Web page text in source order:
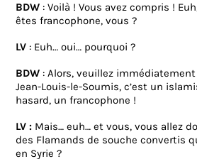
BDW : Voilà ! Vous avez compris !
êtes francophone, vous ?
LV : Euh… oui… pourquoi ?
BDW : Alors, veuillez
Jean-Louis-le-Soumis, c’est un
hasard, un francophone !
LV : Mais… euh… et vous, vous allez
des Flamands de souche convertis
en Syrie ?